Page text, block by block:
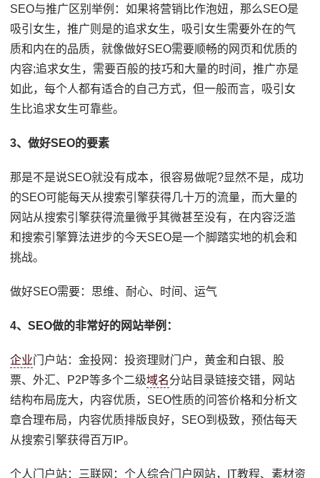
SEO与推广区别举例：如果将营销比作泡妞，那么SEO是
吸引女生，推广则是的追求女生，吸引女生需要外在的气
质和内在的品质，就像做好SEO需要顺畅的网页和优质的
内容;追求女生，需要百般的技巧和大量的时间，推广亦是
如此，每个人都有适合的自己方式，但一般而言，吸引女
生比追求女生可靠些。
3、做好SEO的要素
那是不是说SEO就没有成本，很容易做呢?显然不是，成功
的SEO可能每天从搜索引擎获得几十万的流量，而大量的
网站从搜索引擎获得流量微乎其微甚至没有，在内容泛滥
和搜索引擎算法进步的今天SEO是一个脚踏实地的机会和
挑战。
做好SEO需要：思维、耐心、时间、运气
4、SEO做的非常好的网站举例：
企业门户站：金投网：投资理财门户，黄金和白银、股
票、外汇、P2P等多个二级域名分站目录链接交错，网站
结构布局庞大，内容优质，SEO性质的问答价格和分析文
章合理布局，内容优质排版良好，SEO到极致，预估每天
从搜索引擎获得百万IP。
个人门户站：三联网：个人综合门户网站，IT教程、素材资